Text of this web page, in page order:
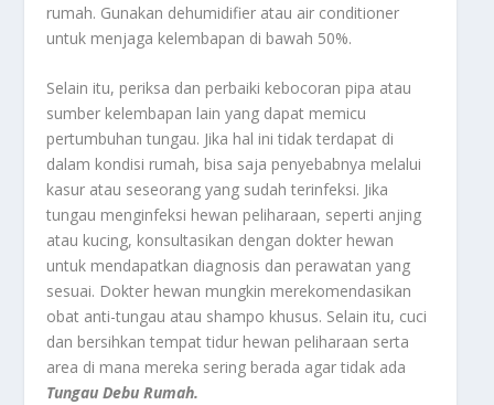
rumah. Gunakan dehumidifier atau air conditioner
untuk menjaga kelembapan di bawah 50%.
Selain itu, periksa dan perbaiki kebocoran pipa atau
sumber kelembapan lain yang dapat memicu
pertumbuhan tungau. Jika hal ini tidak terdapat di
dalam kondisi rumah, bisa saja penyebabnya melalui
kasur atau seseorang yang sudah terinfeksi. Jika
tungau menginfeksi hewan peliharaan, seperti anjing
atau kucing, konsultasikan dengan dokter hewan
untuk mendapatkan diagnosis dan perawatan yang
sesuai. Dokter hewan mungkin merekomendasikan
obat anti-tungau atau shampo khusus. Selain itu, cuci
dan bersihkan tempat tidur hewan peliharaan serta
area di mana mereka sering berada agar tidak ada
Tungau Debu Rumah.